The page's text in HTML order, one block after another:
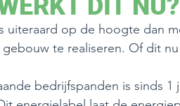
DIT NU?
uiteraard op de hoogte dan
gebouw te realiseren. Of dit
bedrijfspanden is sinds